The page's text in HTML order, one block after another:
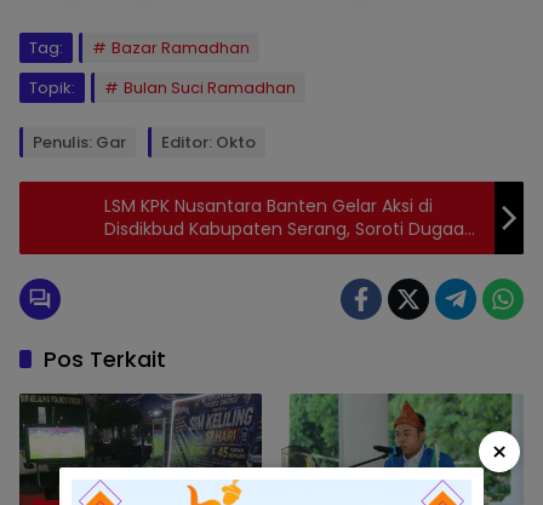
Tag:
Bazar Ramadhan
Topik:
Bulan Suci Ramadhan
Penulis: Gar Editor: Okto
LSM KPK Nusantara Banten Gelar Aksi di
Disdikbud Kabupaten Serang, Soroti Dugaan
Pungli dan Pengelolaan Anggaran
Pos Terkait
×